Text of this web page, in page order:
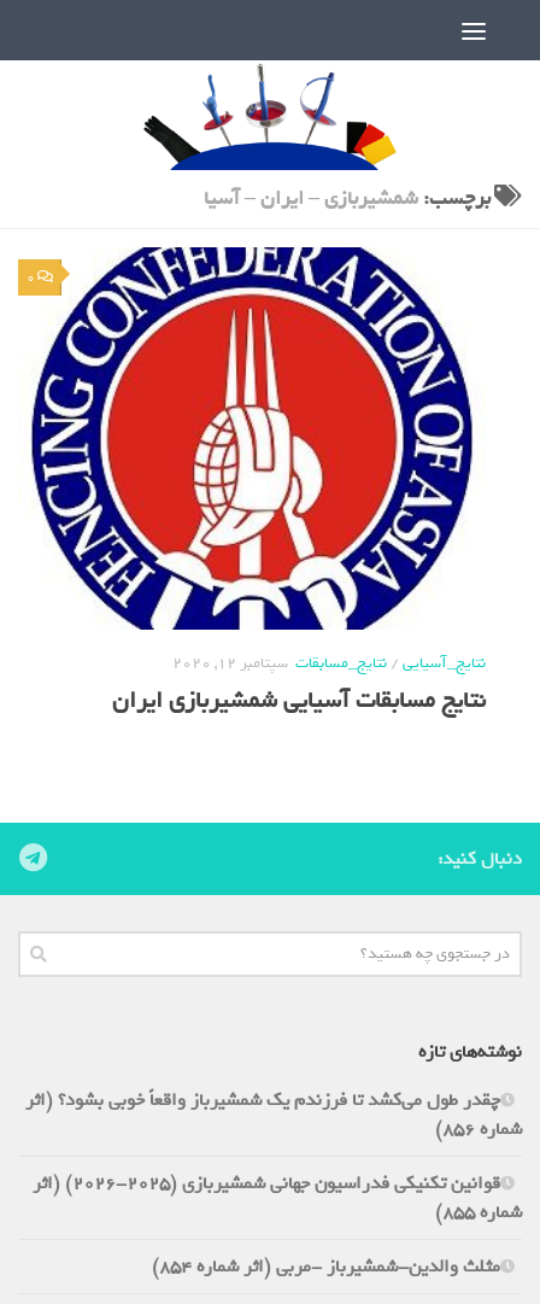
برچسب:شمشیربازی – ایران – آسیا
0
نتایج_آسیایی/نتایج_مسابقات سپتامبر 12, 2020
نتایج مسابقات آسیایی شمشیربازی ایران
دنبال کنید:
نوشته‌های تازه
چقدر طول می‌کشد تا فرزندم یک شمشیرباز واقعاً خوبی بشود؟ (اثر
شماره 856)
قوانین تکنیکی فدراسیون جهانی شمشیربازی (2025-2026) (اثر
شماره 855)
مثلث والدین-شمشیرباز -مربی (اثر شماره 854)